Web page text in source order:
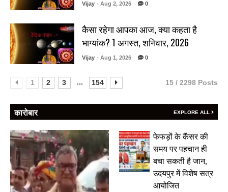
Vijay - Aug 2, 2026 0
कैसा रहेगा आपका आज, क्या कहता है
भाग्यांक? 1 अगस्त, शनिवार, 2026
Vijay - Aug 1, 2026 0
1 2 3 ... 154 15 / 2298 Posts
कारोबार EXPLORE ALL
फेफड़ों के कैंसर की
समय पर पहचान ही
बचा सकती है जान,
उदयपुर में विशेष सत्र
आयोजित